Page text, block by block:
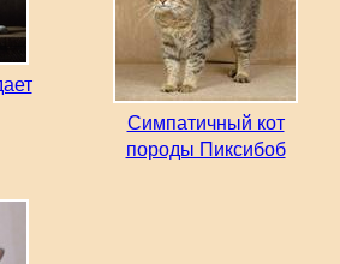
Симпатичный кот
породы Пиксибоб